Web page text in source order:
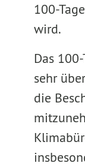
100-
wird.
Das
sehr
die